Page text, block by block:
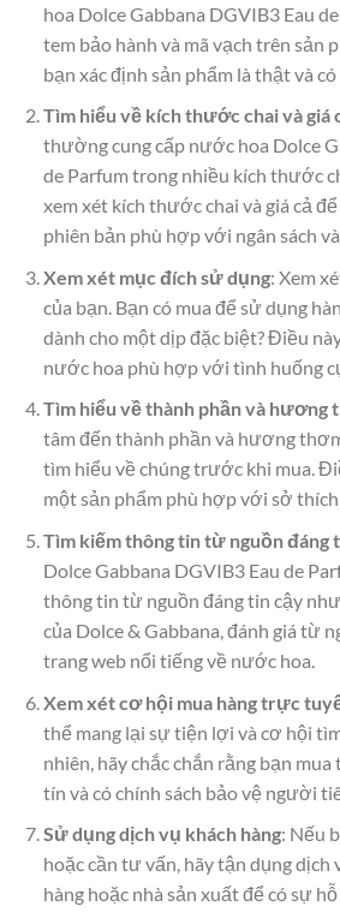
hoa Dolce Gabbana DGVIB3 Eau
tem bảo hành và mã vạch trên sản
bạn xác định sản phẩm là thật và có
Tìm hiểu về kích thước chai và giá
thường cung cấp nước hoa Dolce
de Parfum trong nhiều kích thước
xem xét kích thước chai và giá cả
phiên bản phù hợp với ngân sách
Xem xét mục đích sử dụng: Xem
của bạn. Bạn có mua để sử dụng
dành cho một dịp đặc biệt? Điều
nước hoa phù hợp với tình huống
Tìm hiểu về thành phần và hương
tâm đến thành phần và hương
tìm hiểu về chúng trước khi mua.
một sản phẩm phù hợp với sở thích
Tìm kiếm thông tin từ nguồn đáng
Dolce Gabbana DGVIB3 Eau de
thông tin từ nguồn đáng tin cậy
của Dolce & Gabbana, đánh giá từ
trang web nổi tiếng về nước hoa.
Xem xét cơ hội mua hàng trực
thể mang lại sự tiện lợi và cơ hội
nhiên, hãy chắc chắn rằng bạn
tín và có chính sách bảo vệ người
Sử dụng dịch vụ khách hàng: Nếu
hoặc cần tư vấn, hãy tận dụng dịch
hàng hoặc nhà sản xuất để có sự